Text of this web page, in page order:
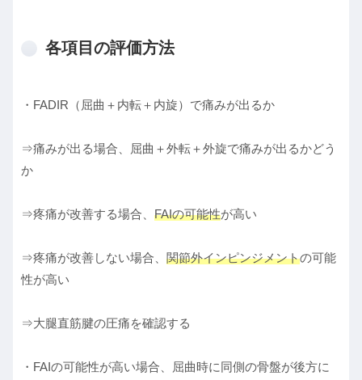
各項目の評価方法
・FADIR（屈曲＋内転＋内旋）で痛みが出るか
⇒痛みが出る場合、屈曲＋外転＋外旋で痛みが出るかどう
か
⇒疼痛が改善する場合、 FAIの可能性が高い
⇒疼痛が改善しない場合、 関節外インピンジメントの可能
性が高い
⇒大腿直筋腱の圧痛を確認する
・FAIの可能性が高い場合、屈曲時に同側の骨盤が後方に